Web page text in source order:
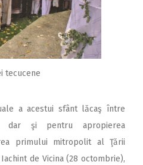
tecucene
a acestui sfânt lăcaş între
dar şi pentru apropierea
primului mitropolit al Ţării
de Vicina (28 octombrie),